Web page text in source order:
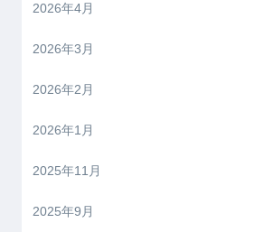
2026年4月
2026年3月
2026年2月
2026年1月
2025年11月
2025年9月